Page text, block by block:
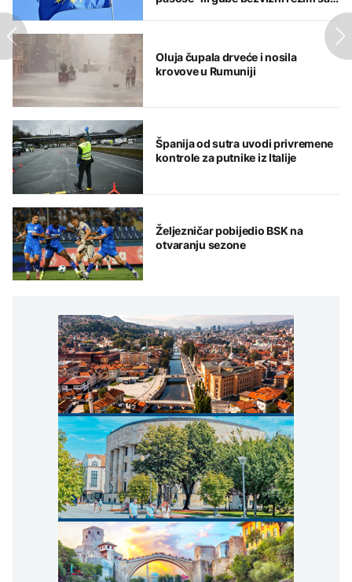
Oluja čupala drveće i nosila
krovove u Rumuniji
Španija od sutra uvodi privremene
kontrole za putnike iz Italije
Željezničar pobijedio BSK na
otvaranju sezone